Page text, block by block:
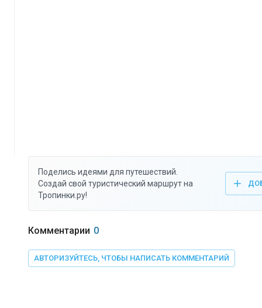
Поделись идеями для путешествий.
Создай свой туристический маршрут на
Тропинки.ру!
Комментарии 0
АВТОРИЗУЙТЕСЬ, ЧТОБЫ НАПИСАТЬ КОММЕНТАРИЙ